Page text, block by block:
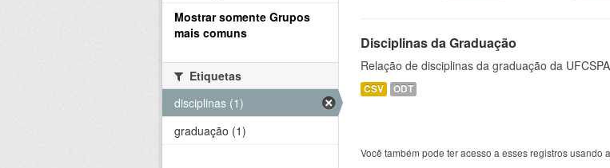
Disciplinas da Graduação
Relação de disciplinas da graduação da
CSV ODT
Você também pode ter acesso a esses registros usando a
Mostrar somente Grupos
mais comuns
Etiquetas
disciplinas (1)
graduação (1)